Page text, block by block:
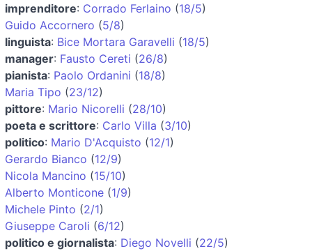
imprenditore: Corrado Ferlaino (18/5)
Guido Accornero (5/8)
linguista: Bice Mortara Garavelli (18/5)
manager: Fausto Cereti (26/8)
pianista: Paolo Ordanini (18/8)
Maria Tipo (23/12)
pittore: Mario Nicorelli (28/10)
poeta e scrittore: Carlo Villa (3/10)
politico: Mario D'Acquisto (12/1)
Gerardo Bianco (12/9)
Nicola Mancino (15/10)
Alberto Monticone (1/9)
Michele Pinto (2/1)
Giuseppe Caroli (6/12)
politico e giornalista: Diego Novelli (22/5)